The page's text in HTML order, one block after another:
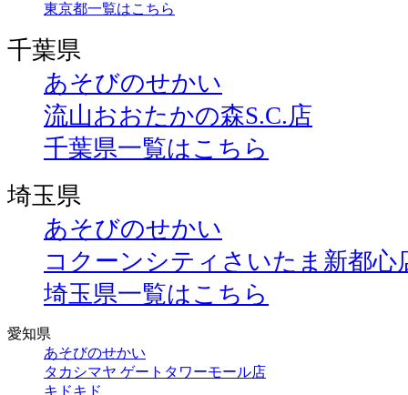
東京都一覧はこちら
千葉県
あそびのせかい
流山おおたかの森S.C.店
千葉県一覧はこちら
埼玉県
あそびのせかい
コクーンシティさいたま新都心
埼玉県一覧はこちら
愛知県
あそびのせかい
タカシマヤ ゲートタワーモール店
キドキド